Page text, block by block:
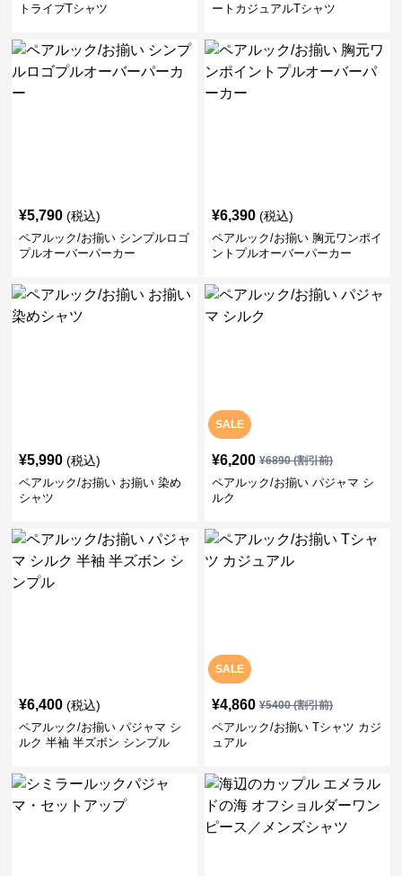
トライプTシャツ ートカジュアルTシャツ
¥5,790 (税込)
ペアルック/お揃い シンプルロゴ
プルオーバーパーカー
¥6,390 (税込)
ペアルック/お揃い 胸元ワンポイ
ントプルオーバーパーカー
¥5,990 (税込)
ペアルック/お揃い お揃い 染め
シャツ
SALE
¥6,200 ¥6890(割引前)
ペアルック/お揃い パジャマ シ
ルク
¥6,400 (税込)
ペアルック/お揃い パジャマ シ
ルク 半袖 半ズボン シンプル
SALE
¥4,860 ¥5400(割引前)
ペアルック/お揃い Tシャツ カジ
ュアル